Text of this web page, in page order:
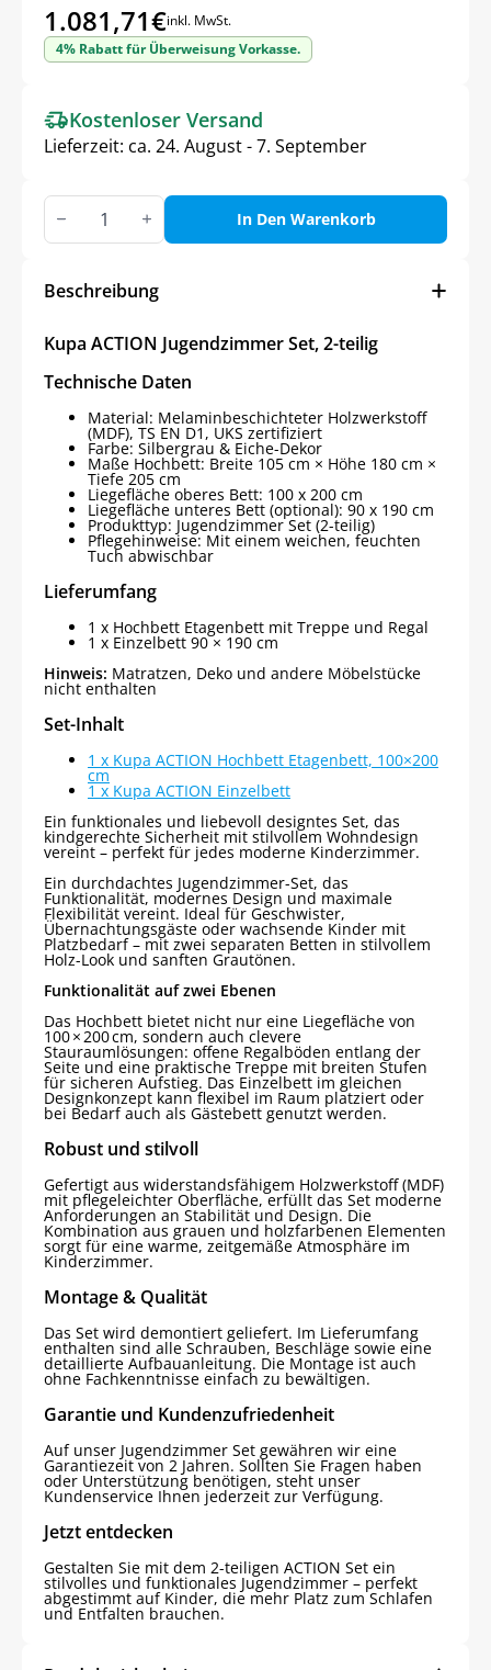
1.081,71€inkl. MwSt.
4% Rabatt für Überweisung Vorkasse.
Kostenloser Versand
Lieferzeit: ca. 24. August - 7. September
Kupa
ACTION
Jugendzimmer
teilig
In Den Warenkorb
Beschreibung
Kupa ACTION Jugendzimmer Set, 2-teilig
Technische Daten
Material: Melaminbeschichteter Holzwerkstoff
(MDF), TS EN D1, UKS zertifiziert
Farbe: Silbergrau & Eiche-Dekor
Maße Hochbett: Breite 105 cm × Höhe 180 cm ×
Tiefe 205 cm
Liegefläche oberes Bett: 100 x 200 cm
Liegefläche unteres Bett (optional): 90 x 190 cm
Produkttyp: Jugendzimmer Set (2-teilig)
Pflegehinweise: Mit einem weichen, feuchten
Tuch abwischbar
Lieferumfang
1 x Hochbett Etagenbett mit Treppe und Regal
1 x Einzelbett 90 × 190 cm
Hinweis: Matratzen, Deko und andere Möbelstücke
nicht enthalten
Set-Inhalt
1 x Kupa ACTION Hochbett Etagenbett, 100×200
cm
1 x Kupa ACTION Einzelbett
Ein funktionales und liebevoll designtes Set, das
kindgerechte Sicherheit mit stilvollem Wohndesign
vereint – perfekt für jedes moderne Kinderzimmer.
Ein durchdachtes Jugendzimmer-Set, das
Funktionalität, modernes Design und maximale
Flexibilität vereint. Ideal für Geschwister,
Übernachtungsgäste oder wachsende Kinder mit
Platzbedarf – mit zwei separaten Betten in stilvollem
Holz-Look und sanften Grautönen.
Funktionalität auf zwei Ebenen
Das Hochbett bietet nicht nur eine Liegefläche von
100 × 200 cm, sondern auch clevere
Stauraumlösungen: offene Regalböden entlang der
Seite und eine praktische Treppe mit breiten Stufen
für sicheren Aufstieg. Das Einzelbett im gleichen
Designkonzept kann flexibel im Raum platziert oder
bei Bedarf auch als Gästebett genutzt werden.
Robust und stilvoll
Gefertigt aus widerstandsfähigem Holzwerkstoff (MDF)
mit pflegeleichter Oberfläche, erfüllt das Set moderne
Anforderungen an Stabilität und Design. Die
Kombination aus grauen und holzfarbenen Elementen
sorgt für eine warme, zeitgemäße Atmosphäre im
Kinderzimmer.
Montage & Qualität
Das Set wird demontiert geliefert. Im Lieferumfang
enthalten sind alle Schrauben, Beschläge sowie eine
detaillierte Aufbauanleitung. Die Montage ist auch
ohne Fachkenntnisse einfach zu bewältigen.
Garantie und Kundenzufriedenheit
Auf unser Jugendzimmer Set gewähren wir eine
Garantiezeit von 2 Jahren. Sollten Sie Fragen haben
oder Unterstützung benötigen, steht unser
Kundenservice Ihnen jederzeit zur Verfügung.
Jetzt entdecken
Gestalten Sie mit dem 2-teiligen ACTION Set ein
stilvolles und funktionales Jugendzimmer – perfekt
abgestimmt auf Kinder, die mehr Platz zum Schlafen
und Entfalten brauchen.